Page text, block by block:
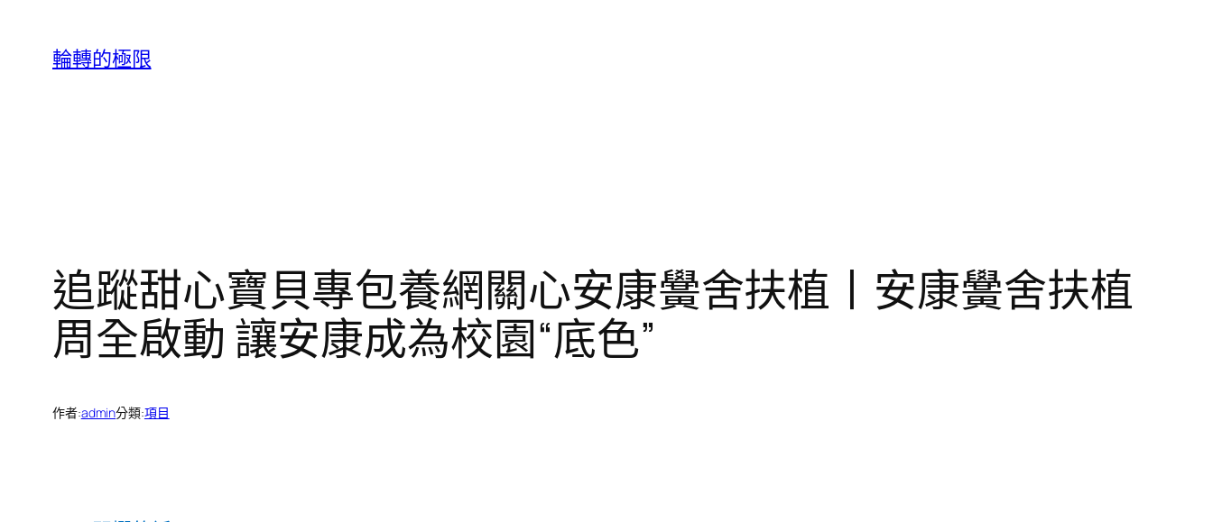
輪轉的極限
追蹤甜心寶貝專包養網關心安康黌舍扶植丨安康黌舍扶植
周全啟動 讓安康成為校園“底色”
作者:admin分類:項目